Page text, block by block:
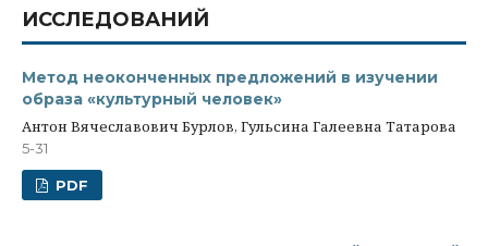
ИССЛЕДОВАНИЙ
Метод неоконченных предложений в изучении
образа «культурный человек»
Антон Вячеславович Бурлов, Гульсина Галеевна Татарова
5-31
PDF